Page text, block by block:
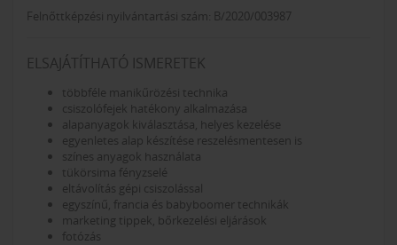
Felnőttképzési nyilvántartási szám: B/2020/003987
ELSAJÁTÍTHATÓ ISMERETEK
többféle manikűrözési technika
csiszolófejek hatékony alkalmazása
alapanyagok kiválasztása, helyes kezelése
egyenletes alap készítése reszelésmentesen is
színes anyagok használata
tükörsima fényzselé
eltávolítás gépi csiszolással
egyszínű, francia és babyboomer technikák
marketing tippek, bőrkezelési eljárások
fotózás